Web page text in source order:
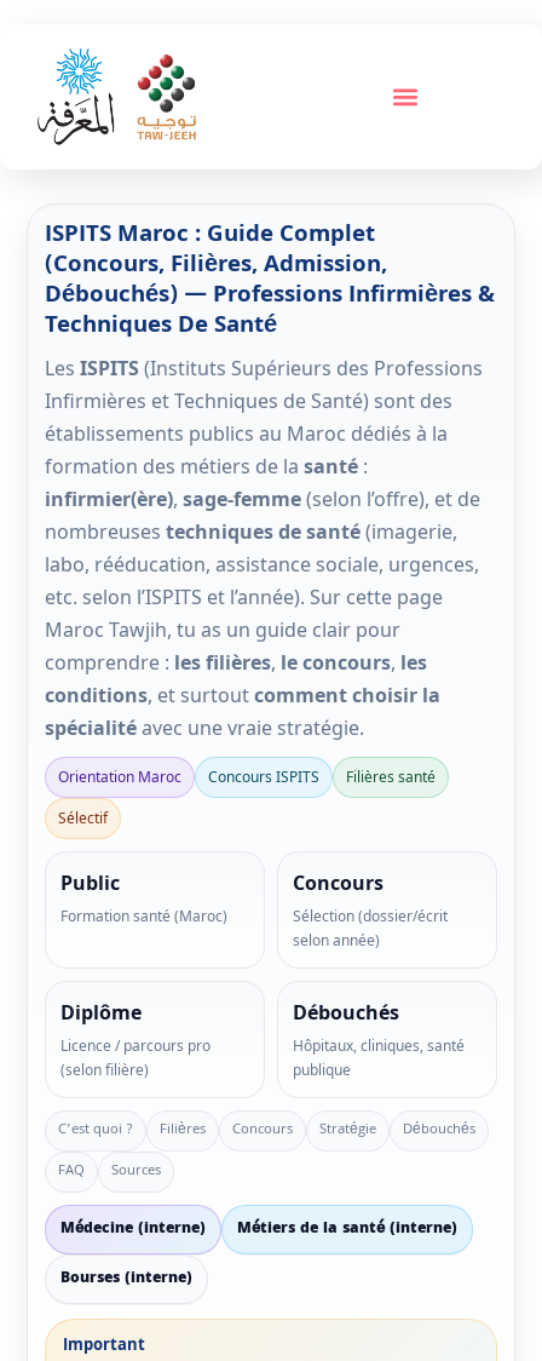
ISPITS Maroc : Guide Complet
(concours, Filières, Admission,
Débouchés) — Professions Infirmières &
Techniques De Santé
Les ISPITS (Instituts Supérieurs des Professions
Infirmières et Techniques de Santé) sont des
établissements publics au Maroc dédiés à la
formation des métiers de la santé :
infirmier(ère), sage-femme(selon l’offre), et de
nombreuses techniques de santé(imagerie,
labo, rééducation, assistance sociale, urgences,
etc. selon l’ISPITS et l’année). Sur cette page
Maroc Tawjih, tu as un guide clair pour
comprendre : les filières, le concours, les
conditions, et surtoutcomment choisir la
spécialitéavec une vraie stratégie.
Orientation Maroc Concours ISPITS
Filières santé
Sélectif
Public
Formation santé (Maroc)
Concours
Sélection (dossier/écrit
selon année)
Diplôme
Licence / parcours pro
(selon filière)
Débouchés
Hôpitaux, cliniques, santé
publique
C’est quoi ? Filières Concours Stratégie
Débouchés
FAQ
Sources
Médecine (interne)
Métiers de la santé (interne)
Bourses (interne)
Important